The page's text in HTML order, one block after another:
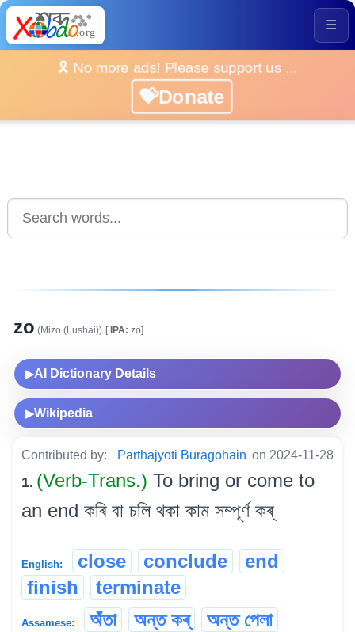
☰
🎗️ No more ads! Please support us ...
💝Donate
zo (Mizo (Lushai)) [IPA: zo]
▶AI Dictionary Details
▶Wikipedia
Contributed by: Parthajyoti Buragohain on 2024-11-28
1. (Verb-Trans.) To bring or come to
an end কৰি বা চলি থকা কাম সম্পূৰ্ণ কৰ্
English: close conclude
end
finish
terminate
Assamese: অঁতা অন্ত কৰ্
অন্ত পেলা